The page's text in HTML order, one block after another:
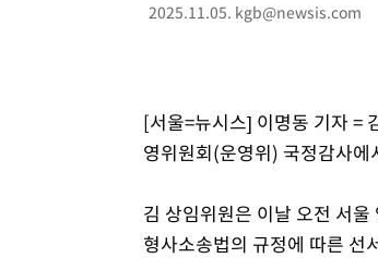
2025.11.05. kgb@newsis.com
[서울=뉴시스] 이명동 기자 =
영위원회(운영위) 국정감사
김 상임위원은 이날 오전 서
형사소송법의 규정에 따른 선